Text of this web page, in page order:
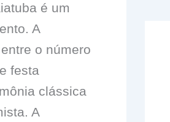
é um
A
o número
festa
clássica
A